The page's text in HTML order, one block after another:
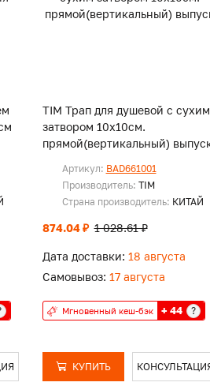
TIM Трап для душевой с сухим
затвором 10х10см.
прямой(вертикальный)
Артикул: BAD661001
Производитель: TIM
Страна производитель: КИТАЙ
874.04 ₽ 1 028.61 ₽
Дата доставки: 18 августа
Самовывоз: 17 августа
Мгновенный кеш-бэк + 44 ?
КУПИТЬ